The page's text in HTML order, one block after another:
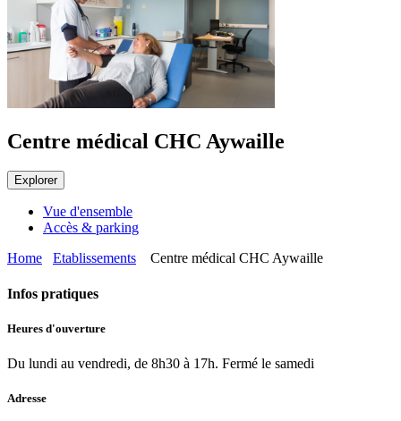
Centre médical CHC Aywaille
Explorer
Vue d'ensemble
Accès & parking
Home
Etablissements Centre médical CHC Aywaille
Infos pratiques
Heures d'ouverture
Du lundi au vendredi, de 8h30 à 17h. Fermé le samedi
Adresse